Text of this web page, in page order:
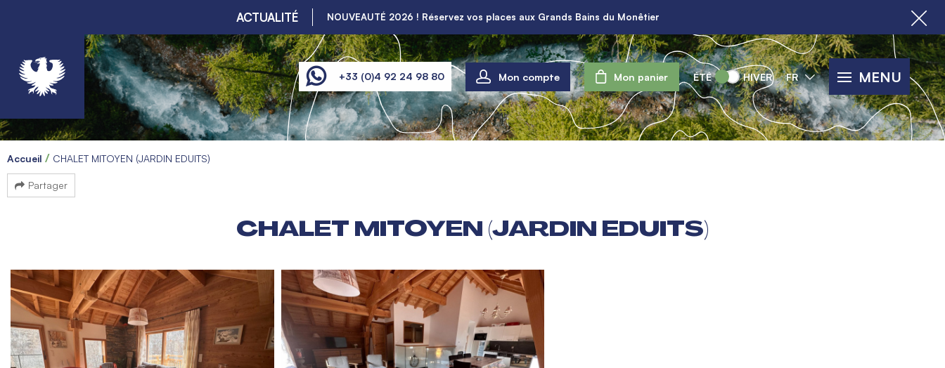
ACTUALITÉ NOUVEAUTÉ 2026 ! Réservez vos places aux Grands Bains du Monêtier
+33 (0)4 92 24 98 80 Mon compte Mon panier ÉTÉ HIVER FR MENU
Accueil CHALET MITOYEN (JARDIN EDUITS)
Partager
CHALET MITOYEN (JARDIN EDUITS)